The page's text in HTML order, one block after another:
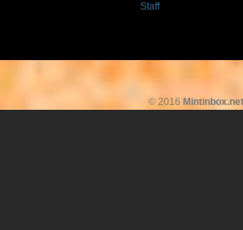
Staff
© 2016 Mintinbox.net